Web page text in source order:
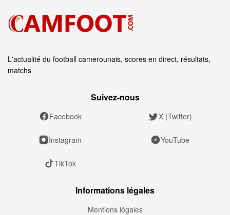
L'actualité du football camerounais, scores en direct, résultats,
matchs
Suivez‑nous
Facebook X (Twitter)
Instagram YouTube
TikTok
Informations légales
Mentions légales